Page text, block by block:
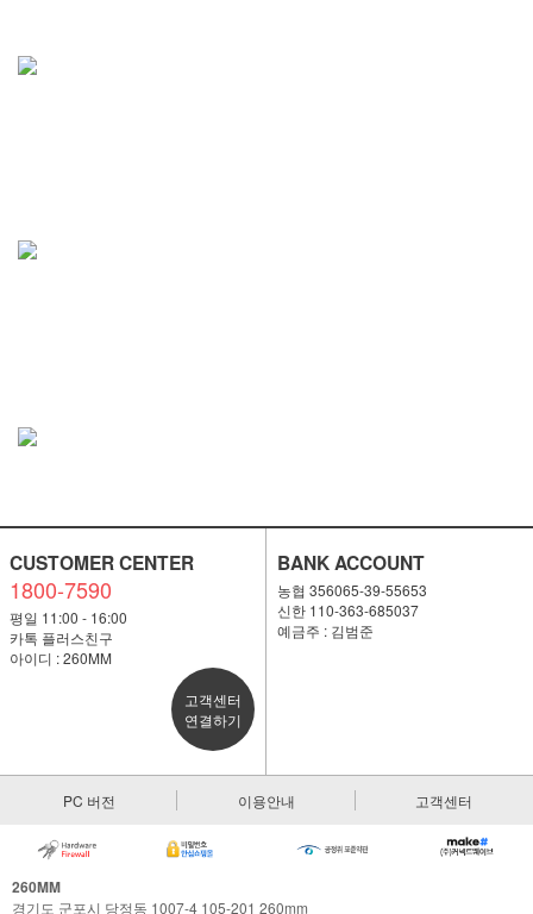
CUSTOMER CENTER
1800-7590
평일 11:00 - 16:00
카톡 플러스친구
아이디 : 260MM
고객센터
연결하기
BANK ACCOUNT
농협 356065-39-55653
신한 110-363-685037
예금주 : 김범준
PC 버전 이용안내 고객센터
260MM
경기도 군포시 당정동 1007-4 105-201 260mm